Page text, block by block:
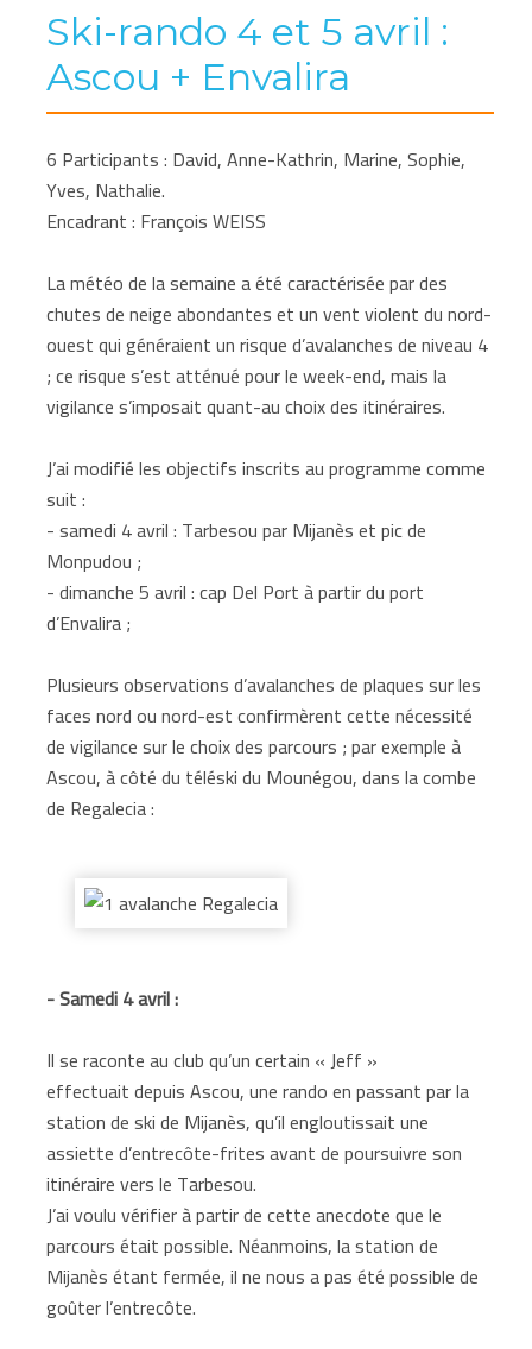
Ski-rando 4 et 5 avril :
Ascou + Envalira
6 Participants : David, Anne-Kathrin, Marine, Sophie,
Yves, Nathalie.
Encadrant : François WEISS
La météo de la semaine a été caractérisée par des
chutes de neige abondantes et un vent violent du nord-
ouest qui généraient un risque d’avalanches de niveau 4
; ce risque s’est atténué pour le week-end, mais la
vigilance s’imposait quant-au choix des itinéraires.
J’ai modifié les objectifs inscrits au programme comme
suit :
- samedi 4 avril : Tarbesou par Mijanès et pic de
Monpudou ;
- dimanche 5 avril : cap Del Port à partir du port
d’Envalira ;
Plusieurs observations d’avalanches de plaques sur les
faces nord ou nord-est confirmèrent cette nécessité
de vigilance sur le choix des parcours ; par exemple à
Ascou, à côté du téléski du Mounégou, dans la combe
de Regalecia :
- Samedi 4 avril :
Il se raconte au club qu’un certain « Jeff »
effectuait depuis Ascou, une rando en passant par la
station de ski de Mijanès, qu’il engloutissait une
assiette d’entrecôte-frites avant de poursuivre son
itinéraire vers le Tarbesou.
J’ai voulu vérifier à partir de cette anecdote que le
parcours était possible. Néanmoins, la station de
Mijanès étant fermée, il ne nous a pas été possible de
goûter l’entrecôte.